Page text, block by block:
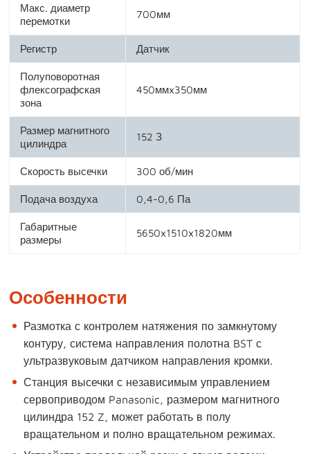
Макс. диаметр
перемотки
700мм
Регистр Датчик
Полуповоротная
флексографская
зона
450ммx350мм
Размер магнитного
цилиндра
152 З
Скорость высечки 300 об/мин
Подача воздуха 0,4-0,6 Па
Габаритные
размеры
5650x1510x1820мм
Особенности
Размотка с контролем натяжения по замкнутому
контуру, система направления полотна BST с
ультразвуковым датчиком направления кромки.
Станция высечки с независимым управлением
сервоприводом Panasonic, размером магнитного
цилиндра 152 Z, может работать в полу
вращательном и полно вращательном режимах.